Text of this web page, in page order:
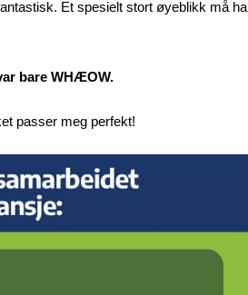
Et spesielt stort øyeblikk må ha
bare WHÆOW.
passer meg perfekt!